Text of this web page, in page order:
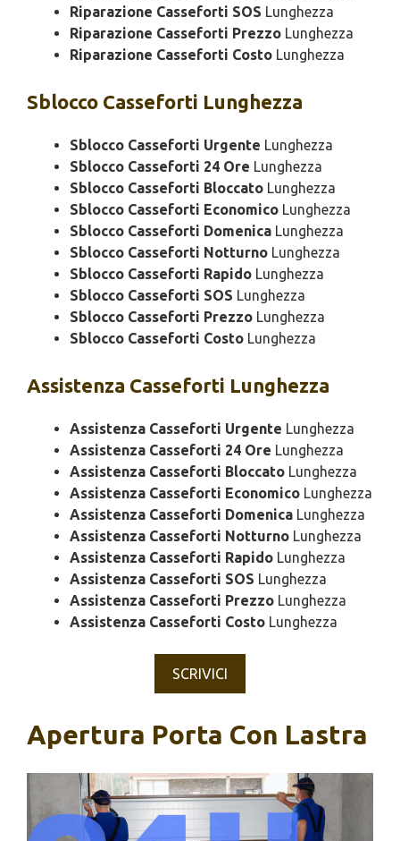
Riparazione Casseforti SOS Lunghezza
Riparazione Casseforti Prezzo Lunghezza
Riparazione Casseforti Costo Lunghezza
Sblocco Casseforti Lunghezza
Sblocco Casseforti Urgente Lunghezza
Sblocco Casseforti 24 Ore Lunghezza
Sblocco Casseforti Bloccato Lunghezza
Sblocco Casseforti Economico Lunghezza
Sblocco Casseforti Domenica Lunghezza
Sblocco Casseforti Notturno Lunghezza
Sblocco Casseforti Rapido Lunghezza
Sblocco Casseforti SOS Lunghezza
Sblocco Casseforti Prezzo Lunghezza
Sblocco Casseforti Costo Lunghezza
Assistenza Casseforti Lunghezza
Assistenza Casseforti Urgente Lunghezza
Assistenza Casseforti 24 Ore Lunghezza
Assistenza Casseforti Bloccato Lunghezza
Assistenza Casseforti Economico Lunghezza
Assistenza Casseforti Domenica Lunghezza
Assistenza Casseforti Notturno Lunghezza
Assistenza Casseforti Rapido Lunghezza
Assistenza Casseforti SOS Lunghezza
Assistenza Casseforti Prezzo Lunghezza
Assistenza Casseforti Costo Lunghezza
SCRIVICI
Apertura Porta Con Lastra